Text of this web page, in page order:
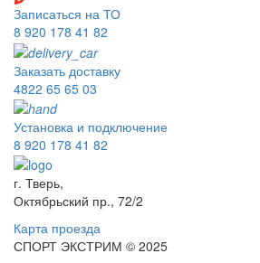
Записаться на ТО
8 920 178 41 82
Заказать доставку
4822 65 65 03
Установка и подключение
8 920 178 41 82
г. Тверь,
Октябрьский пр., 72/2
Карта проезда
СПОРТ ЭКСТРИМ © 2025